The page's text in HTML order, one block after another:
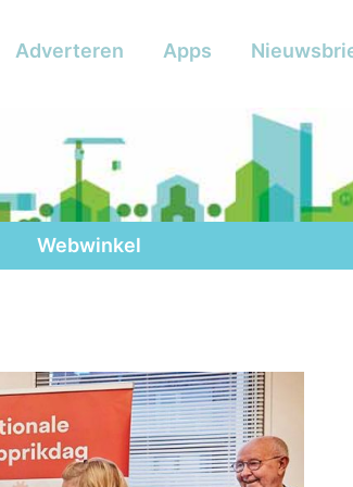
Adverteren Apps
Webwinkel